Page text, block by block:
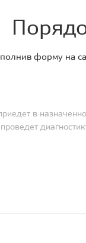
форму на
в